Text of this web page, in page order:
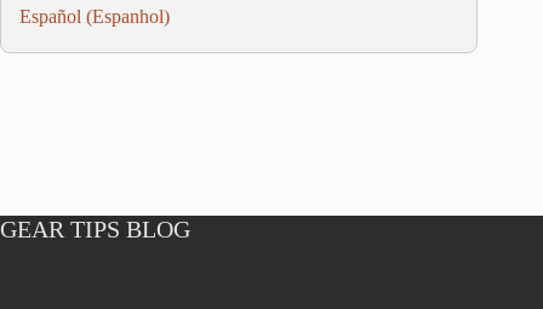
Español (Espanhol)
GEAR TIPS BLOG